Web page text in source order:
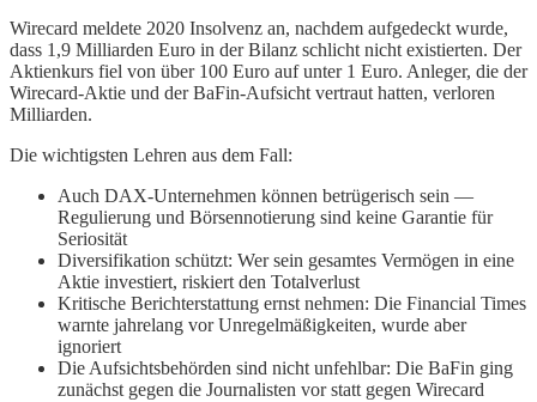
Wirecard meldete 2020 Insolvenz an, nachdem aufgedeckt wurde,
dass 1,9 Milliarden Euro in der Bilanz schlicht nicht existierten. Der
Aktienkurs fiel von über 100 Euro auf unter 1 Euro. Anleger, die der
Wirecard-Aktie und der BaFin-Aufsicht vertraut hatten, verloren
Milliarden.
Die wichtigsten Lehren aus dem Fall:
Auch DAX-Unternehmen können betrügerisch sein —
Regulierung und Börsennotierung sind keine Garantie für
Seriosität
Diversifikation schützt: Wer sein gesamtes Vermögen in eine
Aktie investiert, riskiert den Totalverlust
Kritische Berichterstattung ernst nehmen: Die Financial Times
warnte jahrelang vor Unregelmäßigkeiten, wurde aber
ignoriert
Die Aufsichtsbehörden sind nicht unfehlbar: Die BaFin ging
zunächst gegen die Journalisten vor statt gegen Wirecard